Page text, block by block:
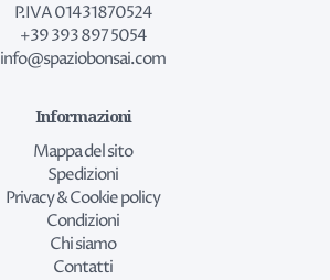
P.IVA 01431870524
+39 393 897 5054
info@spaziobonsai.com
Informazioni
Mappa del sito
Spedizioni
Privacy & Cookie policy
Condizioni
Chi siamo
Contatti